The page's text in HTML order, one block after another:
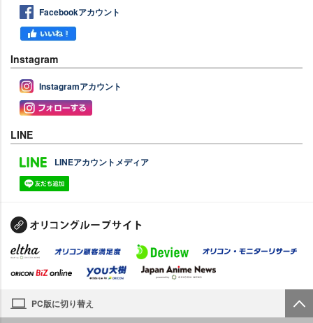
Facebookアカウント
Instagram
Instagramアカウント
LINE
LINEアカウントメディア
PC版に切り替え